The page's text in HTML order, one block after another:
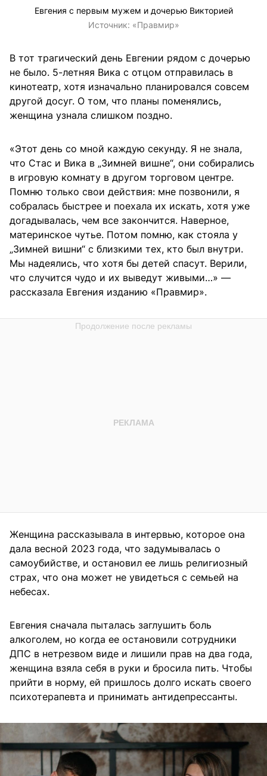
Евгения с первым мужем и дочерью Викторией
Источник: «Правмир»
В тот трагический день Евгении рядом с дочерью
не было. 5-летняя Вика с отцом отправилась в
кинотеатр, хотя изначально планировался совсем
другой досуг. О том, что планы поменялись,
женщина узнала слишком поздно.
«Этот день со мной каждую секунду. Я не знала,
что Стас и Вика в „Зимней вишне“, они собирались
в игровую комнату в другом торговом центре.
Помню только свои действия: мне позвонили, я
собралась быстрее и поехала их искать, хотя уже
догадывалась, чем все закончится. Наверное,
материнское чутье. Потом помню, как стояла у
„Зимней вишни“ с близкими тех, кто был внутри.
Мы надеялись, что хотя бы детей спасут. Верили,
что случится чудо и их выведут живыми…» —
рассказала Евгения изданию «Правмир».
Женщина рассказывала в интервью, которое она
дала весной 2023 года, что задумывалась о
самоубийстве, и остановил ее лишь религиозный
страх, что она может не увидеться с семьей на
небесах.
Евгения сначала пыталась заглушить боль
алкоголем, но когда ее остановили сотрудники
ДПС в нетрезвом виде и лишили прав на два года,
женщина взяла себя в руки и бросила пить. Чтобы
прийти в норму, ей пришлось долго искать своего
психотерапевта и принимать антидепрессанты.